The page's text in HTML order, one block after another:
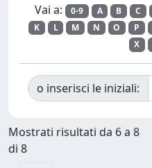
Vai a: 0-9 A B C
K
L M N O P
X
o inserisci le iniziali:
Mostrati risultati da 6 a 8
di 8